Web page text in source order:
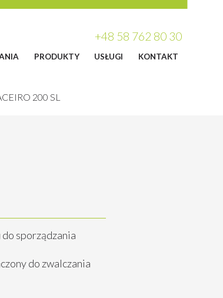
+48 58 762 80 30
PRODUKTY USŁUGI KONTAKT
200 SL
sporządzania
do zwalczania